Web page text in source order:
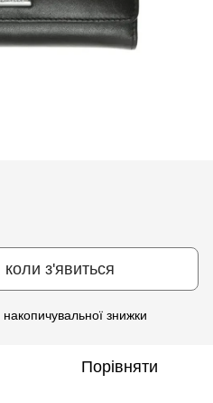
з'явиться
знижки
Порівняти